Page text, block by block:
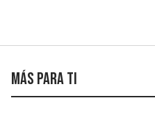
Más para ti